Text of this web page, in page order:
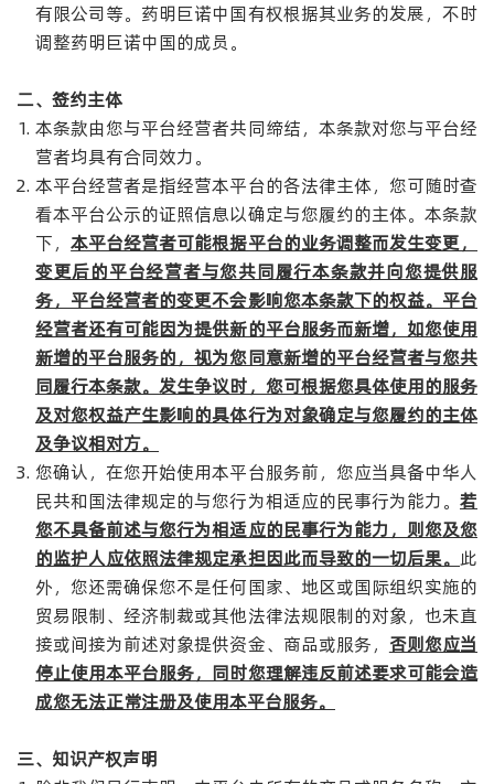
有限公司等。药明巨诺中国有权根据其业务的发展，不时
调整药明巨诺中国的成员。
二、签约主体
本条款由您与平台经营者共同缔结，本条款对您与平台经
营者均具有合同效力。
本平台经营者是指经营本平台的各法律主体，您可随时查
看本平台公示的证照信息以确定与您履约的主体。本条款
下，本平台经营者可能根据平台的业务调整而发生变更，
变更后的平台经营者与您共同履行本条款并向您提供服
务，平台经营者的变更不会影响您本条款下的权益。平台
经营者还有可能因为提供新的平台服务而新增，如您使用
新增的平台服务的，视为您同意新增的平台经营者与您共
同履行本条款。发生争议时，您可根据您具体使用的服务
及对您权益产生影响的具体行为对象确定与您履约的主体
及争议相对方。
您确认，在您开始使用本平台服务前，您应当具备中华人
民共和国法律规定的与您行为相适应的民事行为能力。 若
您不具备前述与您行为相适应的民事行为能力，则您及您
的监护人应依照法律规定承担因此而导致的一切后果。 此
外，您还需确保您不是任何国家、地区或国际组织实施的
贸易限制、经济制裁或其他法律法规限制的对象，也未直
接或间接为前述对象提供资金、商品或服务， 否则您应当
停止使用本平台服务，同时您理解违反前述要求可能会造
成您无法正常注册及使用本平台服务。
三、知识产权声明